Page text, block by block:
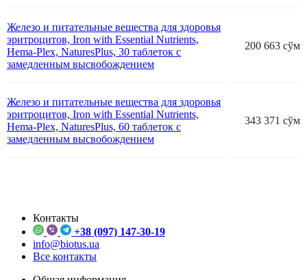
Железо и питательные вещества для здоровья
эритроцитов, Iron with Essential Nutrients,
Hema-Plex, NaturesPlus, 30 таблеток с
замедленным высвобождением
200 663 сўм
Железо и питательные вещества для здоровья
эритроцитов, Iron with Essential Nutrients,
Hema-Plex, NaturesPlus, 60 таблеток с
замедленным высвобождением
343 371 сўм
Контакты
+38 (097) 147-30-19
info@biotus.ua
Все контакты